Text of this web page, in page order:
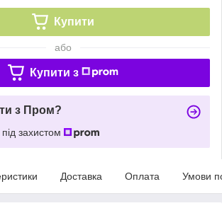
Купити
або
Купити з
з Пром?
захистом
Доставка Оплата Умови